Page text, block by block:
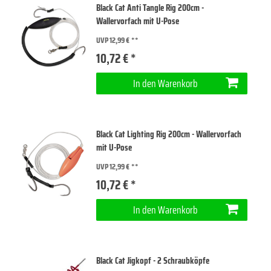
Black Cat Anti Tangle Rig 200cm -
Wallervorfach mit U-Pose
UVP 12,99 €
10,72 € *
In den Warenkorb
Black Cat Lighting Rig 200cm - Wallervorfach
mit U-Pose
UVP 12,99 €
10,72 € *
In den Warenkorb
Black Cat Jigkopf - 2 Schraubköpfe